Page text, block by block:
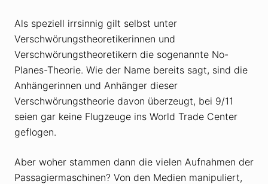
Als speziell irrsinnig gilt selbst unter
Verschwörungstheoretikerinnen und
Verschwörungstheoretikern die sogenannte No-
Planes-Theorie. Wie der Name bereits sagt, sind die
Anhängerinnen und Anhänger dieser
Verschwörungstheorie davon überzeugt, bei 9/11
seien gar keine Flugzeuge ins World Trade Center
geflogen.
Aber woher stammen dann die vielen Aufnahmen der
Passagiermaschinen? Von den Medien manipuliert,